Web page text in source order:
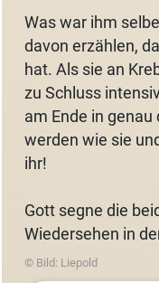
Was war ihm
davon erzählen,
hat. Als sie an
zu Schluss
am Ende in
werden wie sie
ihr!
Gott segne die
Wiedersehen in
© Bild: Liepold